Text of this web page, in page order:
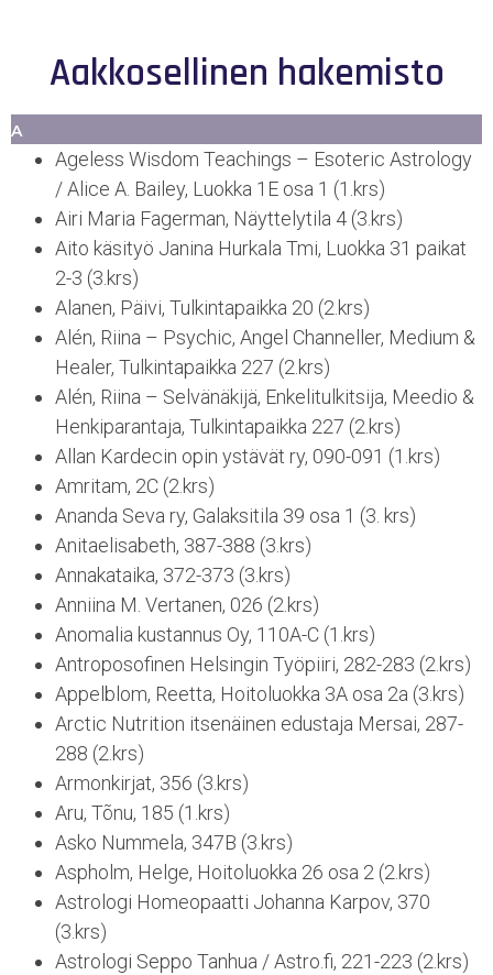
Aakkosellinen hakemisto
A
Ageless Wisdom Teachings – Esoteric Astrology
/ Alice A. Bailey, Luokka 1E osa 1 (1.krs)
Airi Maria Fagerman, Näyttelytila 4 (3.krs)
Aito käsityö Janina Hurkala Tmi, Luokka 31 paikat
2-3 (3.krs)
Alanen, Päivi, Tulkintapaikka 20 (2.krs)
Alén, Riina – Psychic, Angel Channeller, Medium &
Healer, Tulkintapaikka 227 (2.krs)
Alén, Riina – Selvänäkijä, Enkelitulkitsija, Meedio &
Henkiparantaja, Tulkintapaikka 227 (2.krs)
Allan Kardecin opin ystävät ry, 090-091 (1.krs)
Amritam, 2C (2.krs)
Ananda Seva ry, Galaksitila 39 osa 1 (3. krs)
Anitaelisabeth, 387-388 (3.krs)
Annakataika, 372-373 (3.krs)
Anniina M. Vertanen, 026 (2.krs)
Anomalia kustannus Oy, 110A-C (1.krs)
Antroposofinen Helsingin Työpiiri, 282-283 (2.krs)
Appelblom, Reetta, Hoitoluokka 3A osa 2a (3.krs)
Arctic Nutrition itsenäinen edustaja Mersai, 287-
288 (2.krs)
Armonkirjat, 356 (3.krs)
Aru, Tõnu, 185 (1.krs)
Asko Nummela, 347B (3.krs)
Aspholm, Helge, Hoitoluokka 26 osa 2 (2.krs)
Astrologi Homeopaatti Johanna Karpov, 370
(3.krs)
Astrologi Seppo Tanhua / Astro.fi, 221-223 (2.krs)